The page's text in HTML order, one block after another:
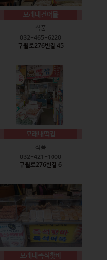
모래내건어물
식품
032-465-6220
구월로276번길 45
모래내떡집
식품
032-421-1000
구월로276번길 6
모래내즉석핫바